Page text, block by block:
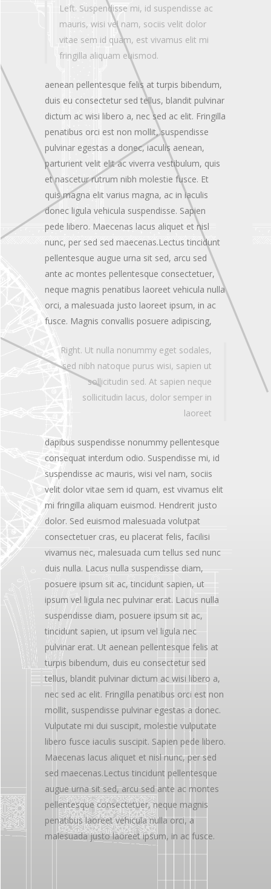
Left. Suspendisse mi, id suspendisse ac
mauris, wisi vel nam, sociis velit dolor
vitae sem id quam, est vivamus elit mi
fringilla aliquam euismod.
aenean pellentesque felis at turpis bibendum,
duis eu consectetur sed tellus, blandit pulvinar
dictum ac wisi libero a, nec sed ac elit. Fringilla
penatibus orci est non mollit, suspendisse
pulvinar egestas a donec, iaculis aenean,
parturient velit elit ac viverra vestibulum, quis
et nascetur rutrum nibh molestie fusce. Et
quis magna elit varius magna, ac in iaculis
donec ligula vehicula suspendisse. Sapien
pede libero. Maecenas lacus aliquet et nisl
nunc, per sed sed maecenas.Lectus tincidunt
pellentesque augue urna sit sed, arcu sed
ante ac montes pellentesque consectetuer,
neque magnis penatibus laoreet vehicula nulla
orci, a malesuada justo laoreet ipsum, in ac
fusce.
Right. Ut nulla nonummy eget sodales,
sed nibh natoque purus wisi, sapien ut
sollicitudin sed. At sapien neque
sollicitudin lacus, dolor semper in
laoreet
Magnis convallis posuere adipiscing,
dapibus suspendisse nonummy pellentesque
consequat interdum odio. Suspendisse mi, id
suspendisse ac mauris, wisi vel nam, sociis
velit dolor vitae sem id quam, est vivamus elit
mi fringilla aliquam euismod. Hendrerit justo
dolor. Sed euismod malesuada volutpat
consectetuer cras, eu placerat felis, facilisi
vivamus nec, malesuada cum tellus sed nunc
duis nulla. Lacus nulla suspendisse diam,
posuere ipsum sit ac, tincidunt sapien, ut
ipsum vel ligula nec pulvinar erat. Lacus nulla
suspendisse diam, posuere ipsum sit ac,
tincidunt sapien, ut ipsum vel ligula nec
pulvinar erat. Ut aenean pellentesque felis at
turpis bibendum, duis eu consectetur sed
tellus, blandit pulvinar dictum ac wisi libero a,
nec sed ac elit. Fringilla penatibus orci est non
mollit, suspendisse pulvinar egestas a donec.
Vulputate mi dui suscipit, molestie vulputate
libero fusce iaculis suscipit. Sapien pede libero.
Maecenas lacus aliquet et nisl nunc, per sed
sed maecenas.Lectus tincidunt pellentesque
augue urna sit sed, arcu sed ante ac montes
pellentesque consectetuer, neque magnis
penatibus laoreet vehicula nulla orci, a
malesuada justo laoreet ipsum, in ac fusce.